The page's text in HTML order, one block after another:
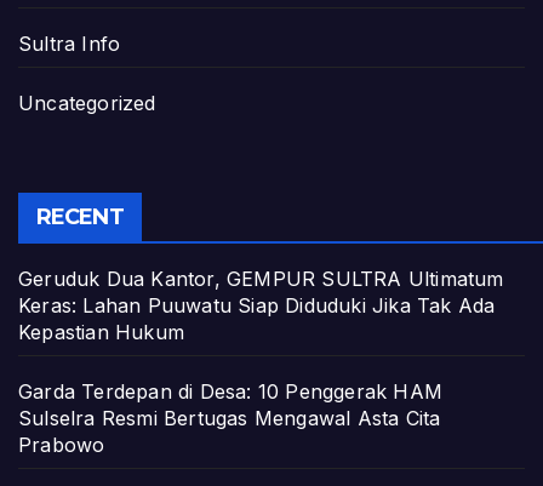
Sultra Info
Uncategorized
RECENT
Geruduk Dua Kantor, GEMPUR SULTRA Ultimatum
Keras: Lahan Puuwatu Siap Diduduki Jika Tak Ada
Kepastian Hukum
Garda Terdepan di Desa: 10 Penggerak HAM
Sulselra Resmi Bertugas Mengawal Asta Cita
Prabowo